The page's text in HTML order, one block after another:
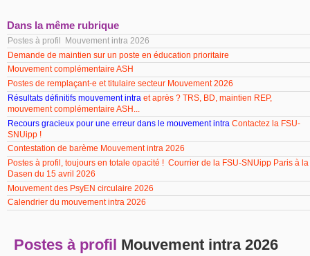
Dans la même rubrique
Postes à profil Mouvement intra 2026
Demande de maintien sur un poste en éducation prioritaire
Mouvement complémentaire ASH
Postes de remplaçant-e et titulaire secteur Mouvement 2026
Résultats définitifs mouvement intra et après ? TRS, BD, maintien REP,
mouvement complémentaire ASH...
Recours gracieux pour une erreur dans le mouvement intra Contactez la FSU-
SNUipp !
Contestation de barème Mouvement intra 2026
Postes à profil, toujours en totale opacité ! Courrier de la FSU-SNUipp Paris à la
Dasen du 15 avril 2026
Mouvement des PsyEN circulaire 2026
Calendrier du mouvement intra 2026
Postes à profil Mouvement intra 2026